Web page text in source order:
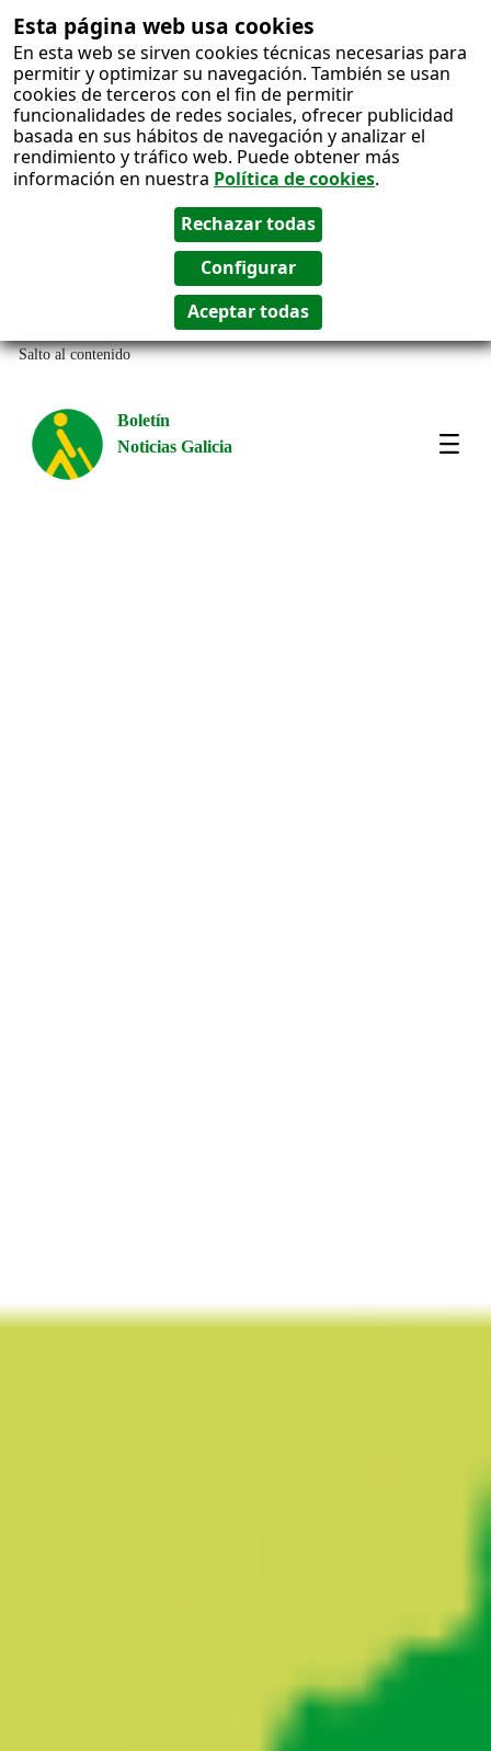
Esta página web usa cookies
En esta web se sirven cookies técnicas necesarias para
permitir y optimizar su navegación. También se usan
cookies de terceros con el fin de permitir
funcionalidades de redes sociales, ofrecer publicidad
basada en sus hábitos de navegación y analizar el
rendimiento y tráfico web. Puede obtener más
información en nuestra Política de cookies.
Salto al contenido
Boletín
Noticias Galicia